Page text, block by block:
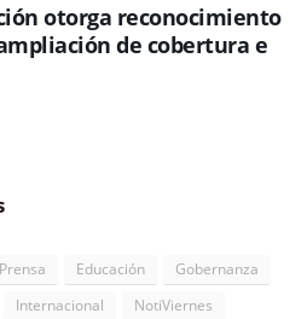
otorga reconocimiento
de cobertura e
Educación
Gobernanza
Internacional
NotiViernes